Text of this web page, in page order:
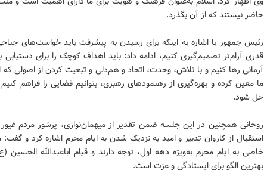
حاضر نیستند که از آن بگذرد.
رئیس جمهور با اشاره به اینکه برای رسیدن به پیشرفت باید خواست‌های
قدری آرام‌تر تصمیم‌گیری کنیم، ادامه داد: باید اهداف کوچک را برای
آرمانی رها کنیم و با تلاش، وحدت، اتحاد و هم‌دلی و تبعیت کردن از اصولی که
ما معین کرده و بهره‌گیری از رهنمودهای رهبری، بتوانیم فضایی را فراهم
حل شود.
روحانی همچنین در این جلسه ضمن تقدیر از میهمان‌نوازی، پرشور مردم غیور
استقبال از کاروان تدبیر و امید به نزدیک شدن به ایام محرم اشاره کرد و گفت:
خاصی به ایام محرم به‌ویژه دهه اول، توجه دارند و قیام اباعبدالله الحسین
بهترین الگو برای ایستادگی و عزت است.